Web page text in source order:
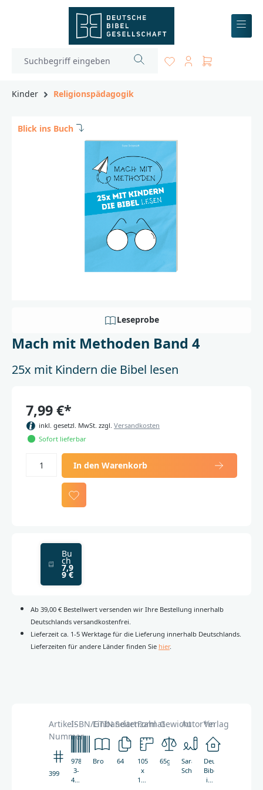
Kinder Religionspädagogik
Blick ins Buch
Leseprobe
Mach mit Methoden Band 4
25x mit Kindern die Bibel lesen
7,99 €*
inkl. gesetzl. MwSt. zzgl. Versandkosten
Sofort lieferbar
In den Warenkorb
Bu
ch
7,9
9 €
Ab 39,00 € Bestellwert versenden wir Ihre Bestellung innerhalb
Deutschlands versandkostenfrei.
Lieferzeit ca. 1-5 Werktage für die Lieferung innerhalb Deutschlands.
Lieferzeiten für andere Länder finden Sie hier.
Artikel-
Nummer
3990
ISBN/GTIN
978-
3-
438-
Einbandart
Broschur
Seitenzahl
64
Format
105
x
147
Gewicht
65g
Autor*in
Sara
Schmidt
Verlag
Deutsche
Bibelgesellschaft
in